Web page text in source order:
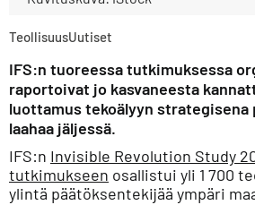
TeollisuusUutiset
IFS:n tuoreessa tutkimuksessa
raportoivat jo kasvaneesta
luottamus tekoälyyn strategisena
laahaa jäljessä.
IFS:n Invisible Revolution Study
tutkimukseen osallistui yli 1 700
ylintä päätöksentekijää ympäri